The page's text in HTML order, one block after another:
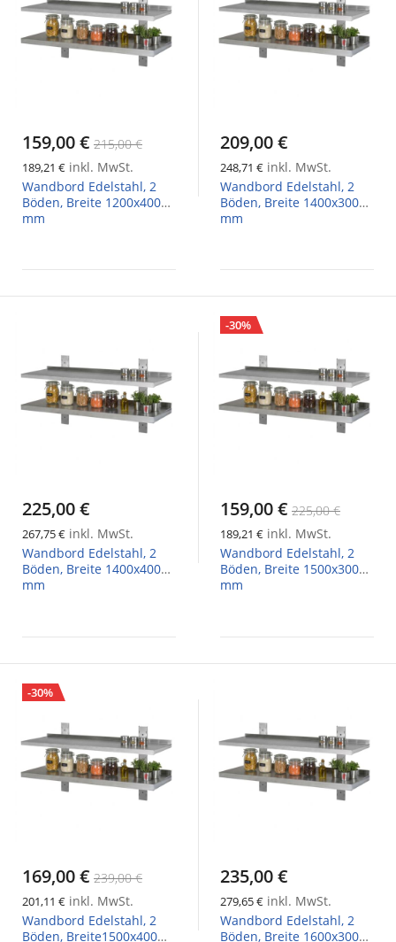
159,00 € 215,00 €
189,21 € inkl. MwSt.
Wandbord Edelstahl, 2
Böden, Breite 1200x400
mm
209,00 €
248,71 € inkl. MwSt.
Wandbord Edelstahl, 2
Böden, Breite 1400x300
mm
225,00 €
267,75 € inkl. MwSt.
Wandbord Edelstahl, 2
Böden, Breite 1400x400
mm
-30%
159,00 € 225,00 €
189,21 € inkl. MwSt.
Wandbord Edelstahl, 2
Böden, Breite 1500x300
mm
-30%
169,00 € 239,00 €
201,11 € inkl. MwSt.
Wandbord Edelstahl, 2
Böden, Breite1500x400
235,00 €
279,65 € inkl. MwSt.
Wandbord Edelstahl, 2
Böden, Breite 1600x300